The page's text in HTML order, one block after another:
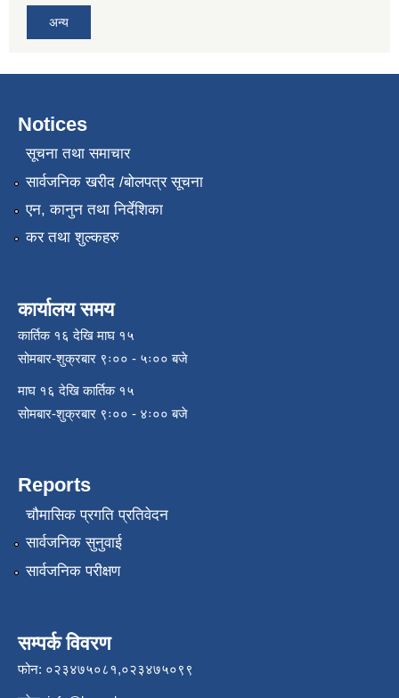
अन्य
Notices
सूचना तथा समाचार
सार्वजनिक खरीद /बोलपत्र सूचना
एन, कानुन तथा निर्देशिका
कर तथा शुल्कहरु
कार्यालय समय
कार्तिक १६ देखि माघ १५
सोमबार-शुक्रबार ९ः०० - ५ः०० बजे
माघ १६ देखि कार्तिक १५
सोमबार-शुक्रबार ९ः०० - ४ः०० बजे
Reports
चौमासिक प्रगति प्रतिवेदन
सार्वजनिक सुनुवाई
सार्वजनिक परीक्षण
सम्पर्क विवरण
फोन: ०२३४७५०८१,०२३४७५०९९